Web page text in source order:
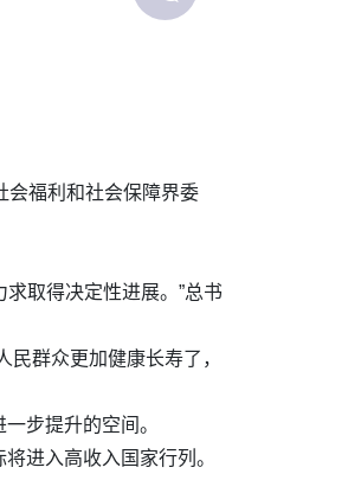
会福利和社会保障界委
取得决定性进展。”总书
群众更加健康长寿了，
步提升的空间。
进入高收入国家行列。